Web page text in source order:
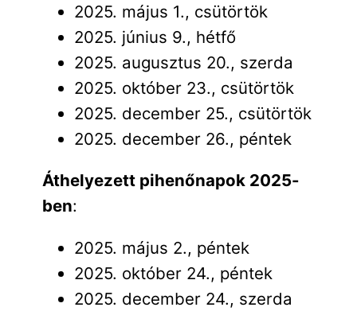
2025. május 1., csütörtök
2025. június 9., hétfő
2025. augusztus 20., szerda
2025. október 23., csütörtök
2025. december 25., csütörtök
2025. december 26., péntek
Áthelyezett pihenőnapok 2025-
ben:
2025. május 2., péntek
2025. október 24., péntek
2025. december 24., szerda